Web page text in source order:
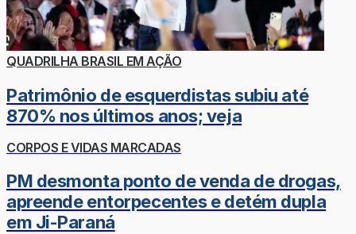
QUADRILHA BRASIL EM AÇÃO
Patrimônio de esquerdistas subiu até
870% nos últimos anos; veja
CORPOS E VIDAS MARCADAS
PM desmonta ponto de venda de drogas,
apreende entorpecentes e detém dupla
em Ji-Paraná